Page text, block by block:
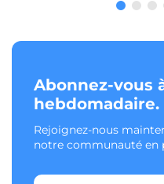
Abonnez-vous
hebdomadaire.
Rejoignez-nous
notre communauté en